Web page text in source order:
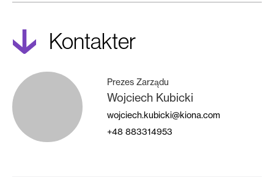
kontakter
Prezes Zarządu
Wojciech Kubicki
wojciech.kubicki@kiona.com
+48 883314953